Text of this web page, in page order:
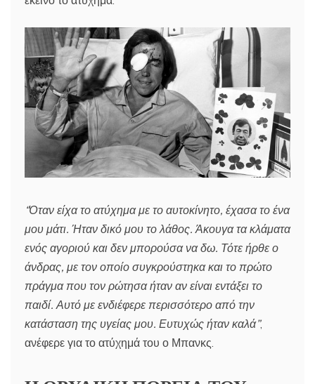
“Όταν είχα το ατύχημα με το αυτοκίνητο, έχασα το ένα
μου μάτι. Ήταν δικό μου το λάθος. Άκουγα τα κλάματα
ενός αγοριού και δεν μπορούσα να δω. Τότε ήρθε ο
άνδρας, με τον οποίο συγκρούστηκα και το πρώτο
πράγμα που τον ρώτησα ήταν αν είναι εντάξει το
παιδί. Αυτό με ενδιέφερε περισσότερο από την
κατάσταση της υγείας μου. Ευτυχώς ήταν καλά”,
ανέφερε για το ατύχημά του ο Μπανκς.